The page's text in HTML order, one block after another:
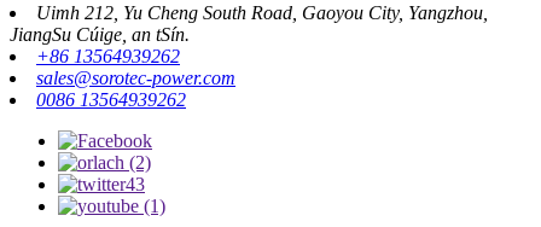
Uimh 212, Yu Cheng South Road, Gaoyou City, Yangzhou,
JiangSu Cúige, an tSín.
+86 13564939262
sales@sorotec-power.com
0086 13564939262